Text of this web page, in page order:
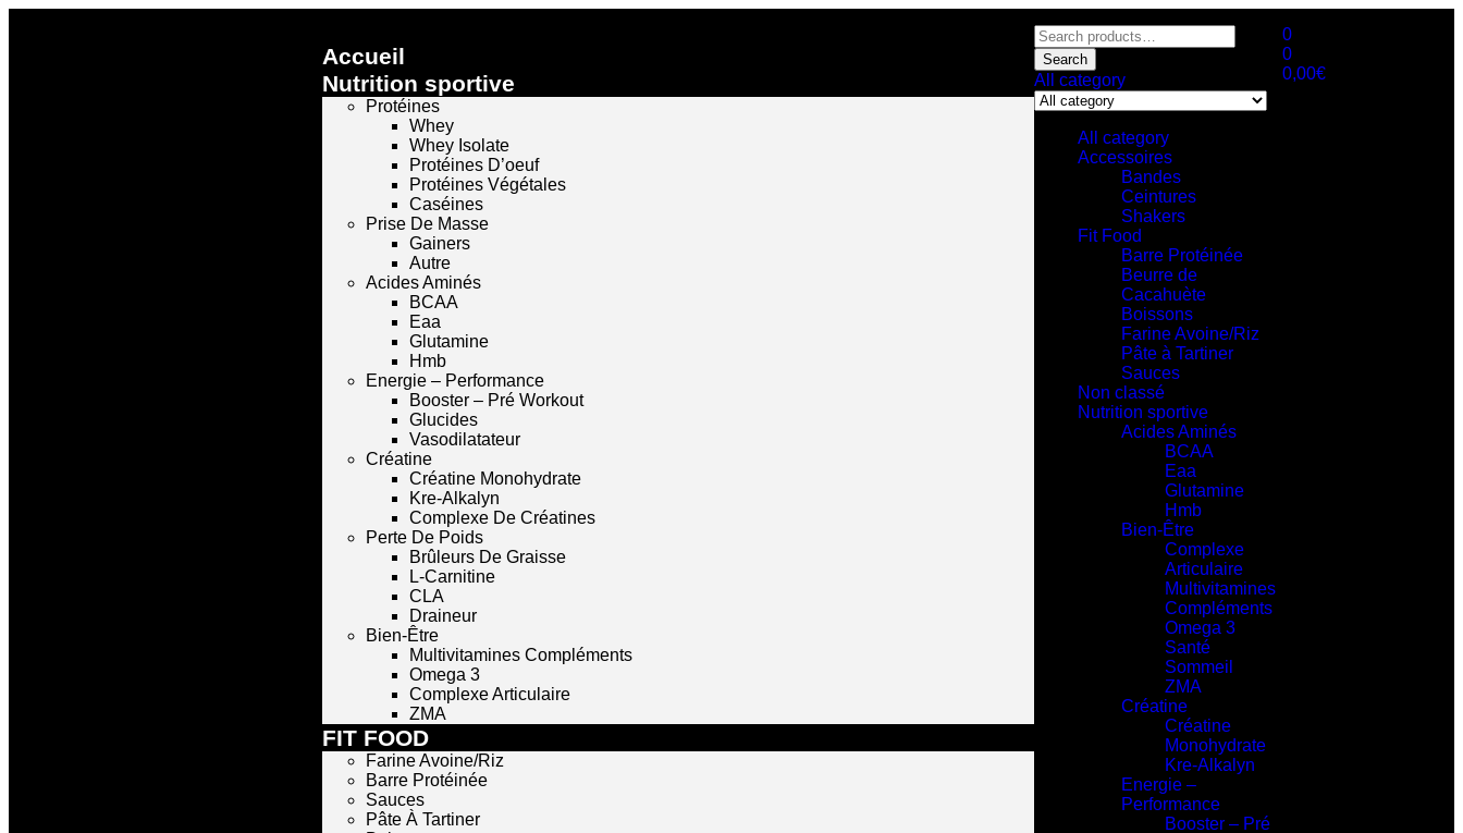
Accueil
Nutrition sportive
Protéines
Whey
Whey Isolate
Protéines D’oeuf
Protéines Végétales
Caséines
Prise De Masse
Gainers
Autre
Acides Aminés
BCAA
Eaa
Glutamine
Hmb
Energie – Performance
Booster – Pré Workout
Glucides
Vasodilatateur
Créatine
Créatine Monohydrate
Kre-Alkalyn
Complexe De Créatines
Perte De Poids
Brûleurs De Graisse
L-Carnitine
CLA
Draineur
Bien-Être
Multivitamines Compléments
Omega 3
Complexe Articulaire
ZMA
FIT FOOD
Farine Avoine/Riz
Barre Protéinée
Sauces
Pâte À Tartiner
Search
All category
All category
Accessoires
Bandes
Ceintures
Shakers
Fit Food
Barre Protéinée
Beurre de
Cacahuète
Boissons
Farine Avoine/Riz
Pâte à Tartiner
Sauces
Non classé
Nutrition sportive
Acides Aminés
BCAA
Eaa
Glutamine
Hmb
Bien-Être
Complexe
Articulaire
Multivitamines
Compléments
Omega 3
Santé
Sommeil
ZMA
Créatine
Créatine
Monohydrate
Kre-Alkalyn
Energie –
Performance
Booster – Pré
0
0
0,00€